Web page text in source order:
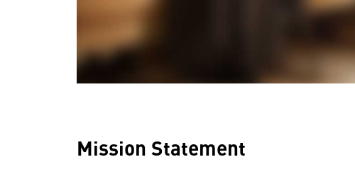
Mission Statement